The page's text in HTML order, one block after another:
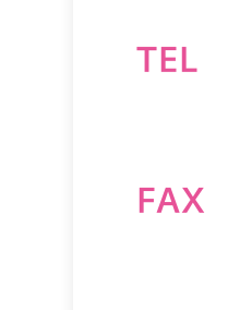
TEL
FAX